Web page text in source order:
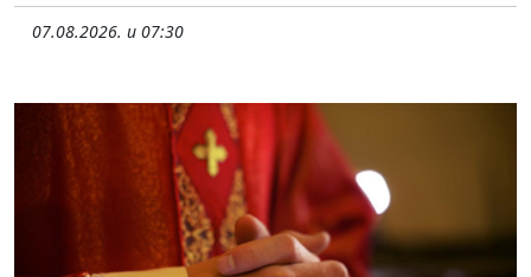
07.08.2026. u 07:30